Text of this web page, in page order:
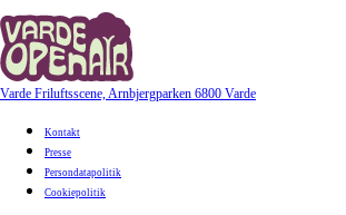
Varde Friluftsscene, Arnbjergparken 6800 Varde
Kontakt
Presse
Persondatapolitik
Cookiepolitik